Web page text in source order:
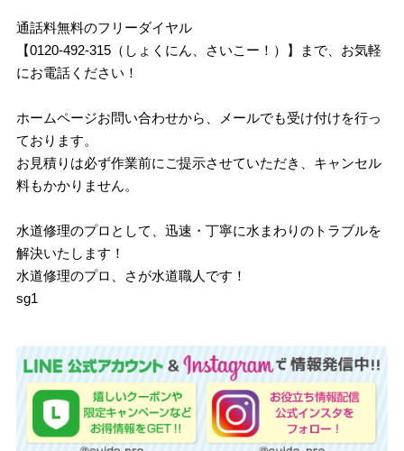
通話料無料のフリーダイヤル
【0120-492-315（しょくにん、さいこー！）】まで、お気軽
にお電話ください！
ホームページお問い合わせから、メールでも受け付けを行っ
ております。
お見積りは必ず作業前にご提示させていただき、キャンセル
料もかかりません。
水道修理のプロとして、迅速・丁寧に水まわりのトラブルを
解決いたします！
水道修理のプロ、さが水道職人です！
sg1